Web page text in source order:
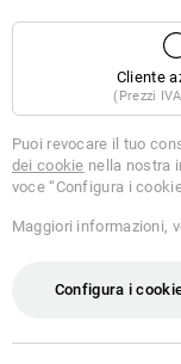
PER
o tribuna: ovunque
aggiuntive è
Cliente
(Prezzi
Puoi revocare il tuo
dei cookie nella nostra
voce “Configura i
Maggiori informazioni,
Configura i